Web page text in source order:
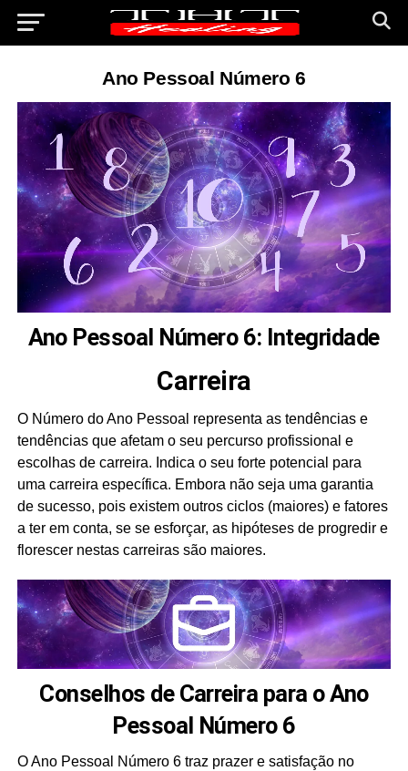
Ano Pessoal Número 6
Ano Pessoal Número 6: Integridade
Carreira
O Número do Ano Pessoal representa as tendências e
tendências que afetam o seu percurso profissional e
escolhas de carreira. Indica o seu forte potencial para
uma carreira específica. Embora não seja uma garantia
de sucesso, pois existem outros ciclos (maiores) e fatores
a ter em conta, se se esforçar, as hipóteses de progredir e
florescer nestas carreiras são maiores.
Conselhos de Carreira para o Ano
Pessoal Número 6
O Ano Pessoal Número 6 traz prazer e satisfação no